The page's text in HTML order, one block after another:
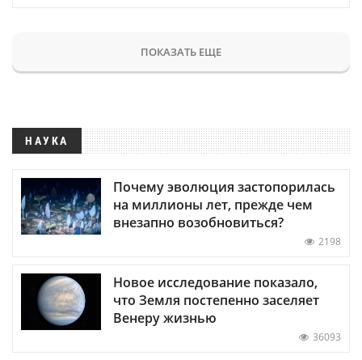
ПОКАЗАТЬ ЕЩЕ
НАУКА
Почему эволюция застопорилась
на миллионы лет, прежде чем
внезапно возобновиться?
2198
Новое исследование показало,
что Земля постепенно заселяет
Венеру жизнью
36093